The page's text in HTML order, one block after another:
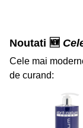
Noutati 🆕
Cele mai
de curand: